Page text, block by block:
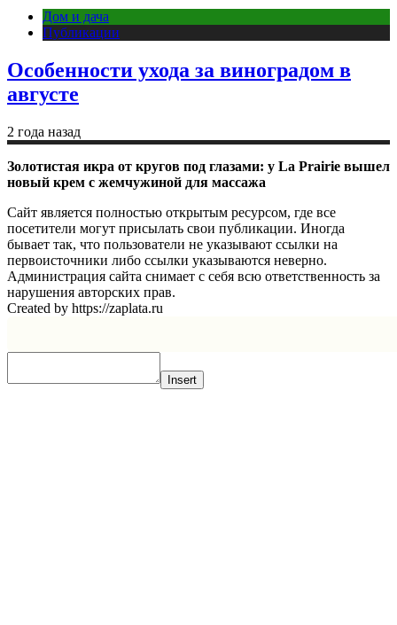
Дом и дача
Публикации
Особенности ухода за виноградом в
августе
2 года назад
Золотистая икра от кругов под глазами: у La Prairie вышел
новый крем с жемчужиной для массажа
Сайт является полностью открытым ресурсом, где все
посетители могут присылать свои публикации. Иногда
бывает так, что пользователи не указывают ссылки на
первоисточники либо ссылки указываются неверно.
Администрация сайта снимает с себя всю ответственность за
нарушения авторских прав.
Created by https://zaplata.ru
Insert